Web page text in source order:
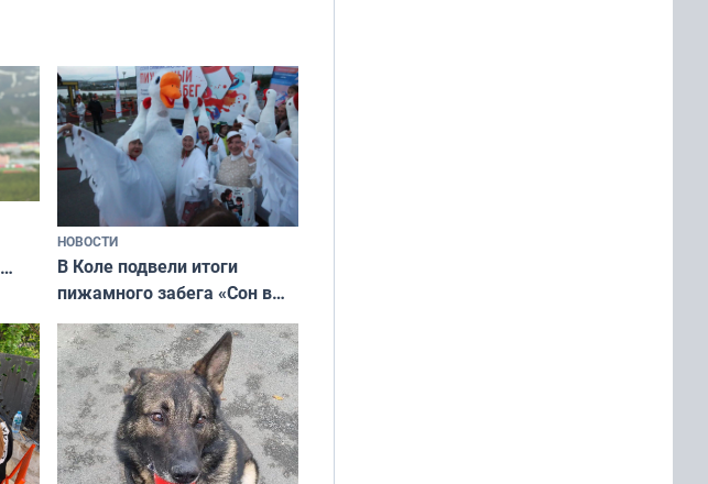
питомцу всё сразу и без
криков
НОВОСТИ
В Коле подвели итоги
пижамного забега «Сон в
Олимпийскую ночь»